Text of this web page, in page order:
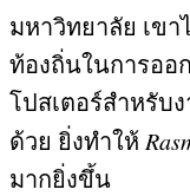
มหาวิทยาลัย เข
ท้องถิ่นในการออ
โปสเตอร์สำหรับ
ด้วย ยิ่งทำให้
มากยิ่งขึ้น